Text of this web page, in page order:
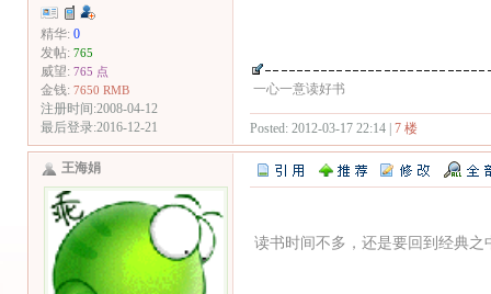
精华: 0
发帖: 765
威望: 765 点
金钱: 7650 RMB
注册时间:2008-04-12
最后登录:2016-12-21
一心一意读好书
Posted: 2012-03-17 22:14 | 7 楼
王海娟
读书时间不多，还是要回到经典